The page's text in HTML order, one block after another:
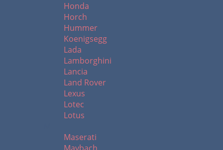
Honda
Horch
Hummer
Koenigsegg
Lada
Lamborghini
Lancia
Land Rover
Lexus
Lotec
Lotus
Maserati